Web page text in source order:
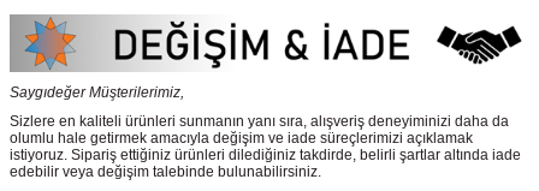
Saygıdeğer Müşterilerimiz,
Sizlere en kaliteli ürünleri sunmanın yanı sıra, alışveriş deneyiminizi daha da
olumlu hale getirmek amacıyla değişim ve iade süreçlerimizi açıklamak
istiyoruz. Sipariş ettiğiniz ürünleri dilediğiniz takdirde, belirli şartlar altında iade
edebilir veya değişim talebinde bulunabilirsiniz.